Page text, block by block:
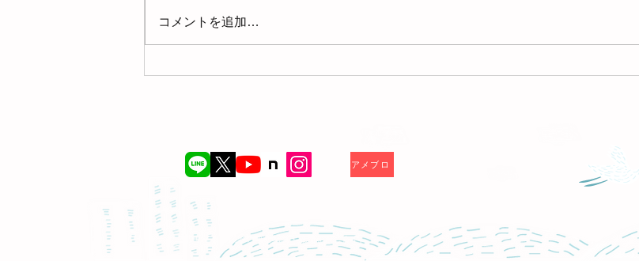
コメントを追加…
© このサイトの内容の無断転載・流用を禁じます。
アメブロ